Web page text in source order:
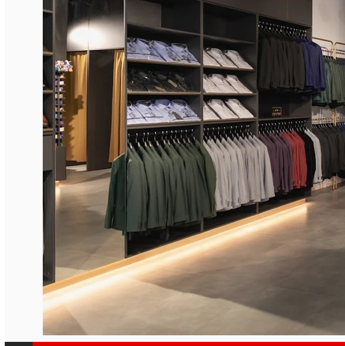
English